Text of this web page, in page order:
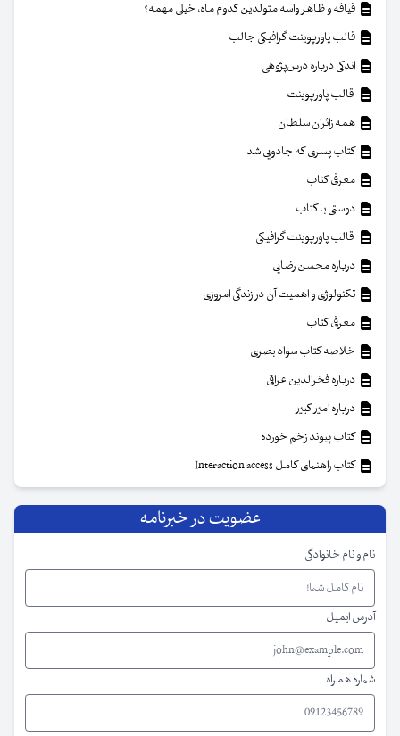
قیافه و ظاهر واسه متولدین کدوم ماه، خیلی مهمه؟
قالب پاورپوینت گرافیکی جالب
اندکی درباره درس‌پژوهی
قالب پاورپوینت
همه زائران سلطان
کتاب پسری که جادویی شد
معرفی کتاب
دوستی با کتاب
قالب پاورپوینت گرافیکی
درباره محسن رضایی
تکنولوژی و اهمیت آن در زندگی امروزی
معرفی کتاب
خلاصه کتاب سواد بصری
درباره فخرالدین عراقی
درباره امیر کبیر
کتاب پیوند زخم خورده
کتاب راهنمای کامل Interaction access
عضویت در خبرنامه
نام و نام خانوادگی
آدرس ایمیل
شماره همراه